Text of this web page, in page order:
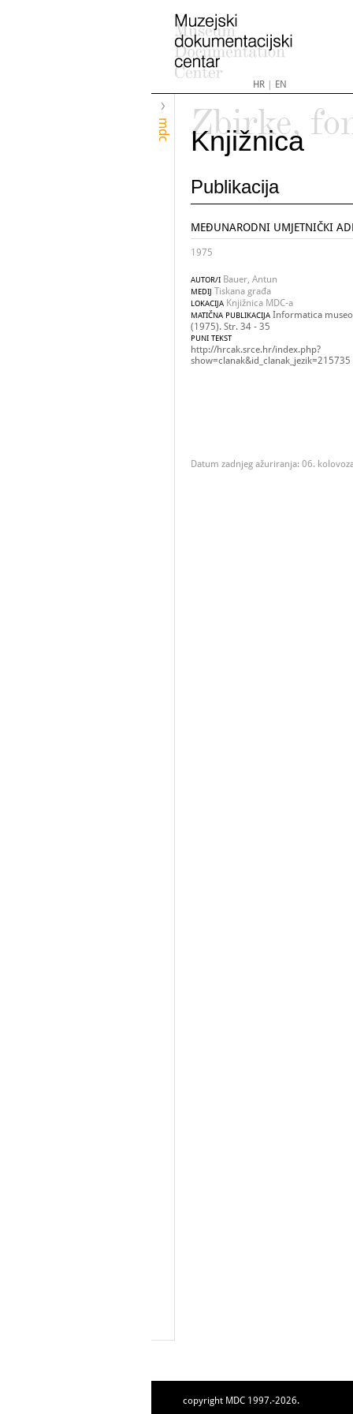
HR| EN
mdc
Zbirke,
Knjižnica
Publikacija
MEĐUNARODNI UMJETNIČKI
1975
AUTOR/I Bauer, Antun
MEDIJ Tiskana građa
LOKACIJA Knjižnica MDC-a
MATIČNA PUBLIKACIJA Informatica
(1975). Str. 34 - 35
PUNI TEKST
http://hrcak.srce.hr/index.php?
show=clanak&id_clanak_jezik=215735
Datum zadnjeg ažuriranja: 06.
copyright MDC 1997.-2026.